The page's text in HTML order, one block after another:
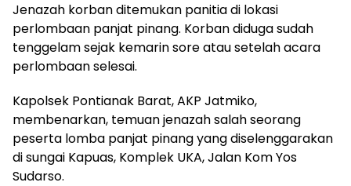
Jenazah korban ditemukan panitia di lokasi
perlombaan panjat pinang. Korban diduga sudah
tenggelam sejak kemarin sore atau setelah acara
perlombaan selesai.
Kapolsek Pontianak Barat, AKP Jatmiko,
membenarkan, temuan jenazah salah seorang
peserta lomba panjat pinang yang diselenggarakan
di sungai Kapuas, Komplek UKA, Jalan Kom Yos
Sudarso.